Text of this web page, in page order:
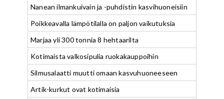
Nanean ilmankuivain ja -puhdistin kasvihuoneisiin
Poikkeavalla lämpötilalla on paljon vaikutuksia
Marjaa yli 300 tonnia 8 hehtaarilta
Kotimaista valkosipulia ruokakauppoihin
Silmusalaatti muutti omaan kasvuhuoneeseen
Artik-kurkut ovat kotimaisia